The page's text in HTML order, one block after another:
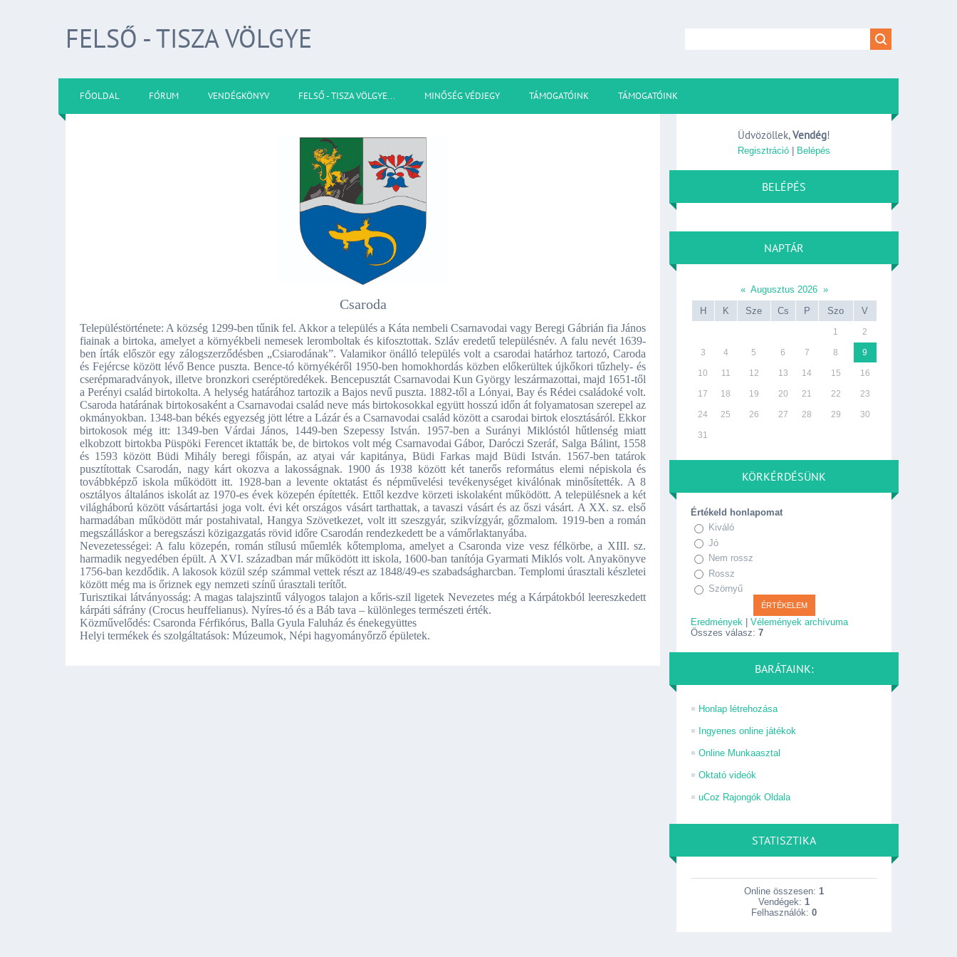
FELSŐ - TISZA VÖLGYE
FŐOLDAL FÓRUM VENDÉGKÖNYV FELSŐ - TISZA VÖLGYE... MINŐSÉG VÉDJEGY TÁMOGATÓINK TÁMOGATÓINK
Csaroda
Településtörténete: A község 1299-ben tűnik fel. Akkor a település a Káta nembeli Csarnavodai vagy Beregi Gábrián fia János
fiainak a birtoka, amelyet a környékbeli nemesek leromboltak és kifosztottak. Szláv eredetű településnév. A falu nevét 1639-
ben írták először egy zálogszerződésben „Csiarodának”. Valamikor önálló település volt a csarodai határhoz tartozó, Caroda
és Fejércse között lévő Bence puszta. Bence-tó környékéről 1950-ben homokhordás közben előkerültek újkőkori tűzhely- és
cserépmaradványok, illetve bronzkori cseréptöredékek. Bencepusztát Csarnavodai Kun György leszármazottai, majd 1651-től
a Perényi család birtokolta. A helység határához tartozik a Bajos nevű puszta. 1882-től a Lónyai, Bay és Rédei családoké volt.
Csaroda határának birtokosaként a Csarnavodai család neve más birtokosokkal együtt hosszú időn át folyamatosan szerepel az
okmányokban. 1348-ban békés egyezség jött létre a Lázár és a Csarnavodai család között a csarodai birtok elosztásáról. Ekkor
birtokosok még itt: 1349-ben Várdai János, 1449-ben Szepessy István. 1957-ben a Surányi Miklóstól hűtlenség miatt
elkobzott birtokba Püspöki Ferencet iktatták be, de birtokos volt még Csarnavodai Gábor, Daróczi Szeráf, Salga Bálint, 1558
és 1593 között Büdi Mihály beregi főispán, az atyai vár kapitánya, Büdi Farkas majd Büdi István. 1567-ben tatárok
pusztítottak Csarodán, nagy kárt okozva a lakosságnak. 1900 ás 1938 között két tanerős református elemi népiskola és
továbbképző iskola működött itt. 1928-ban a levente oktatást és népművelési tevékenységet kiválónak minősítették. A 8
osztályos általános iskolát az 1970-es évek közepén építették. Ettől kezdve körzeti iskolaként működött. A településnek a két
világháború között vásártartási joga volt. évi két országos vásárt tarthattak, a tavaszi vásárt és az őszi vásárt. A XX. sz. első
harmadában működött már postahivatal, Hangya Szövetkezet, volt itt szeszgyár, szikvízgyár, gőzmalom. 1919-ben a román
megszálláskor a beregszászi közigazgatás rövid időre Csarodán rendezkedett be a vámőrlaktanyába.
Nevezetességei: A falu közepén, román stílusú műemlék kőtemploma, amelyet a Csaronda vize vesz félkörbe, a XIII. sz.
harmadik negyedében épült. A XVI. században már működött itt iskola, 1600-ban tanítója Gyarmati Miklós volt. Anyakönyve
1756-ban kezdődik. A lakosok közül szép számmal vettek részt az 1848/49-es szabadságharcban. Templomi úrasztali készletei
között még ma is őriznek egy nemzeti színű úrasztali terítőt.
Turisztikai látványosság: A magas talajszintű vályogos talajon a kőris-szil ligetek Nevezetes még a Kárpátokból leereszkedett
kárpáti sáfrány (Crocus heuffelianus). Nyíres-tó és a Báb tava – különleges természeti érték.
Közművelődés: Csaronda Férfikórus, Balla Gyula Faluház és énekegyüttes
Helyi termékek és szolgáltatások: Múzeumok, Népi hagyományőrző épületek.
Üdvözöllek,Vendég!
Regisztráció Belépés
BELÉPÉS
NAPTÁR
« Augusztus 2026 »
H
K Sze Cs P Szo V
1 2
3 4 5 6 7 8 9
10 11 12 13 14 15 16
17 18 19 20 21 22 23
24 25 26 27 28 29 30
31
KÖRKÉRDÉSÜNK
Értékeld honlapomat
Kiváló
Jó
Nem rossz
Rossz
Szörnyű
Eredmények |Vélemények archívuma
Összes válasz:7
BARÁTAINK:
Honlap létrehozása
Ingyenes online játékok
Online Munkaasztal
Oktató videók
uCoz Rajongók Oldala
STATISZTIKA
Online összesen: 1
Vendégek: 1
Felhasználók:0